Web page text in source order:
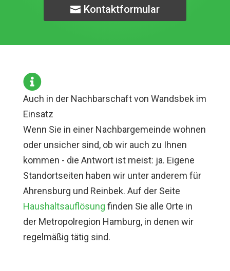
Kontaktformular

Auch in der Nachbarschaft von Wandsbek im
Einsatz
Wenn Sie in einer Nachbargemeinde wohnen
oder unsicher sind, ob wir auch zu Ihnen
kommen - die Antwort ist meist: ja. Eigene
Standortseiten haben wir unter anderem für
Ahrensburg und Reinbek. Auf der Seite
Haushaltsauflösung finden Sie alle Orte in
der Metropolregion Hamburg, in denen wir
regelmäßig tätig sind.